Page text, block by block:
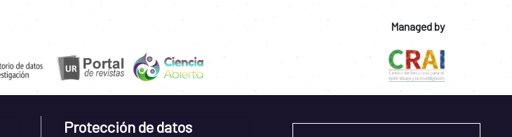
Managed by
Protección de datos